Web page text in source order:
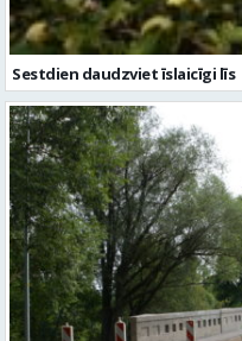
Valmieras novadā turpina